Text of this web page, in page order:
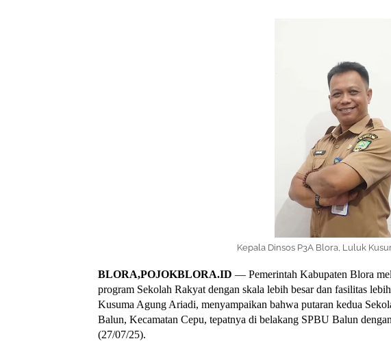
Kepala Dinsos P3A Blora, Luluk
BLORA,POJOKBLORA.ID — Pemerintah Kabupaten Blora
program Sekolah Rakyat dengan skala lebih besar dan fasilitas
Kusuma Agung Ariadi, menyampaikan bahwa putaran kedua
Balun, Kecamatan Cepu, tepatnya di belakang SPBU Balun
(27/07/25).